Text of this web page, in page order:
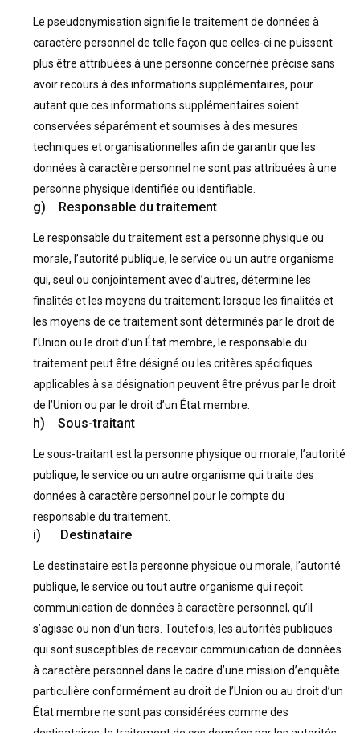
Le pseudonymisation signifie le traitement de données à
caractère personnel de telle façon que celles-ci ne puissent
plus être attribuées à une personne concernée précise sans
avoir recours à des informations supplémentaires, pour
autant que ces informations supplémentaires soient
conservées séparément et soumises à des mesures
techniques et organisationnelles afin de garantir que les
données à caractère personnel ne sont pas attribuées à une
personne physique identifiée ou identifiable.
g) Responsable du traitement
Le responsable du traitement est a personne physique ou
morale, l’autorité publique, le service ou un autre organisme
qui, seul ou conjointement avec d’autres, détermine les
finalités et les moyens du traitement; lorsque les finalités et
les moyens de ce traitement sont déterminés par le droit de
l’Union ou le droit d’un État membre, le responsable du
traitement peut être désigné ou les critères spécifiques
applicables à sa désignation peuvent être prévus par le droit
de l’Union ou par le droit d’un État membre.
h) Sous-traitant
Le sous-traitant est la personne physique ou morale, l’autorité
publique, le service ou un autre organisme qui traite des
données à caractère personnel pour le compte du
responsable du traitement.
i) Destinataire
Le destinataire est la personne physique ou morale, l’autorité
publique, le service ou tout autre organisme qui reçoit
communication de données à caractère personnel, qu’il
s’agisse ou non d’un tiers. Toutefois, les autorités publiques
qui sont susceptibles de recevoir communication de données
à caractère personnel dans le cadre d’une mission d’enquête
particulière conformément au droit de l’Union ou au droit d’un
État membre ne sont pas considérées comme des